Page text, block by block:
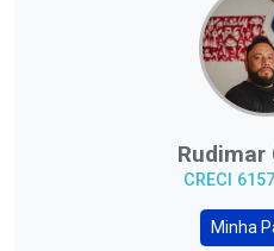
Rudimar
CRECI
Minha